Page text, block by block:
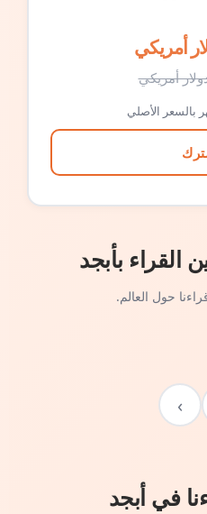
أمريكي
أمريكي
القراء بأبجد
حول العالم.
›
في أبجد